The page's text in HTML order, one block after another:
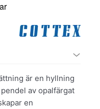
är en hyllning
av opalfärgat
en